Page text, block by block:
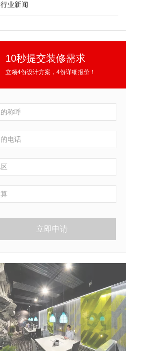
行业新闻
10秒提交装修需求
立领4份设计方案，4份详细报价！
立即申请